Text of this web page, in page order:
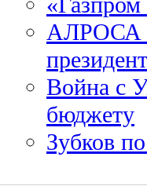
АЛРОСА
Война с
бюджету
Зубков